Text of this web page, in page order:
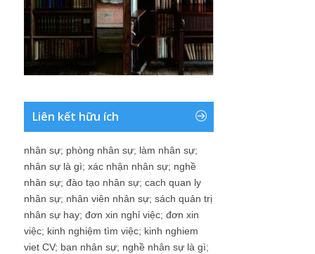
Liên kết hữu ích
nhân sự; phòng nhân sự; làm nhân sự;
nhân sự là gì; xác nhận nhân sự; nghề
nhân sự; đào tạo nhân sự; cach quan ly
nhân sự; nhân viên nhân sự; sách quản trị
nhân sự hay; đơn xin nghỉ việc; đơn xin
việc; kinh nghiệm tìm việc; kinh nghiem
viet CV; ban nhân sự; nghề nhân sự là gì;